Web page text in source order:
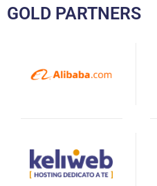
GOLD PARTNERS